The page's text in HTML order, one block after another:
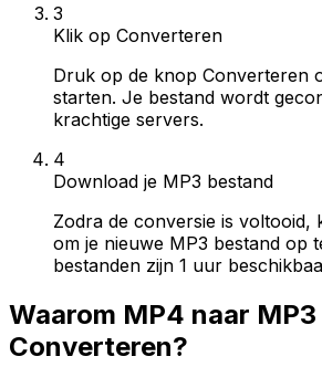
3
Klik op Converteren
Druk op de knop Converteren
starten. Je bestand wordt
krachtige servers.
4
Download je MP3 bestand
Zodra de conversie is voltooid,
om je nieuwe MP3 bestand op
bestanden zijn 1 uur
Waarom MP4 naar MP3
Converteren?